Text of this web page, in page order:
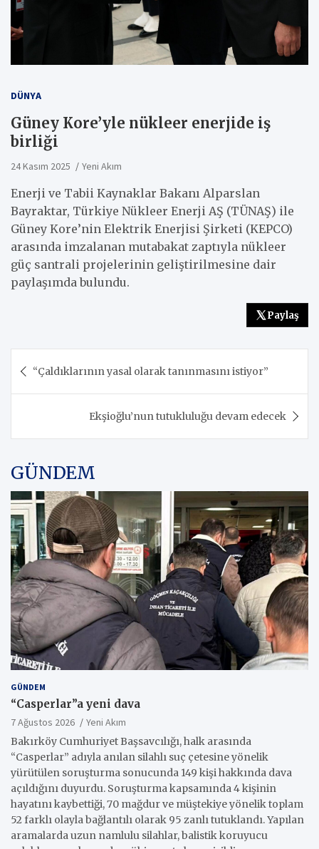
DÜNYA
Güney Kore’yle nükleer enerjide iş
birliği
24 Kasım 2025 Yeni Akım
Enerji ve Tabii Kaynaklar Bakanı Alparslan
Bayraktar, Türkiye Nükleer Enerji AŞ (TÜNAŞ) ile
Güney Kore’nin Elektrik Enerjisi Şirketi (KEPCO)
arasında imzalanan mutabakat zaptıyla nükleer
güç santrali projelerinin geliştirilmesine dair
paylaşımda bulundu.
Paylaş
gezinmesi
“Çaldıklarının yasal olarak tanınmasını istiyor”
Ekşioğlu’nun tutukluluğu devam edecek
GÜNDEM
GÜNDEM
“Casperlar”a yeni dava
7 Ağustos 2026
Yeni Akım
Bakırköy Cumhuriyet Başsavcılığı, halk arasında
“Casperlar” adıyla anılan silahlı suç çetesine yönelik
yürütülen soruşturma sonucunda 149 kişi hakkında dava
açıldığını duyurdu. Soruşturma kapsamında 4 kişinin
hayatını kaybettiği, 70 mağdur ve müştekiye yönelik toplam
52 farklı olayla bağlantılı olarak 95 zanlı tutuklandı. Yapılan
aramalarda uzun namlulu silahlar, balistik koruyucu